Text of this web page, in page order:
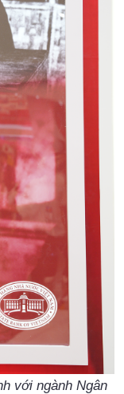
với ngành Ngân